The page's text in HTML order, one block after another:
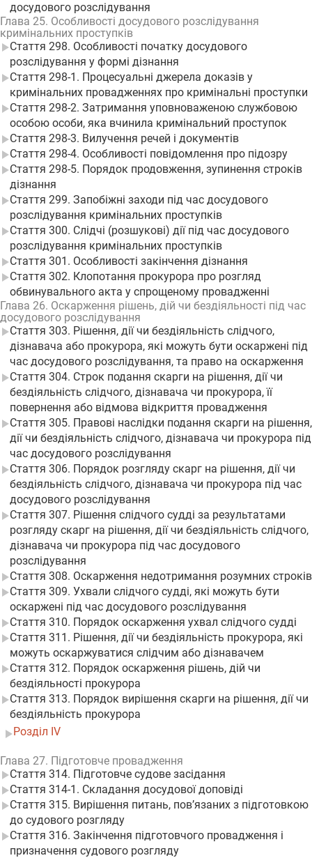
досудового розслідування
Глава 25. Особливості досудового розслідування
кримінальних проступків
Стаття 298. Особливості початку досудового
розслідування у формі дізнання
Стаття 298-1. Процесуальні джерела доказів у
кримінальних провадженнях про кримінальні проступки
Стаття 298-2. Затримання уповноваженою службовою
особою особи, яка вчинила кримінальний проступок
Стаття 298-3. Вилучення речей і документів
Стаття 298-4. Особливості повідомлення про підозру
Стаття 298-5. Порядок продовження, зупинення строків
дізнання
Стаття 299. Запобіжні заходи під час досудового
розслідування кримінальних проступків
Стаття 300. Слідчі (розшукові) дії під час досудового
розслідування кримінальних проступків
Стаття 301. Особливості закінчення дізнання
Стаття 302. Клопотання прокурора про розгляд
обвинувального акта у спрощеному провадженні
Глава 26. Оскарження рішень, дій чи бездіяльності під час
досудового розслідування
Стаття 303. Рішення, дії чи бездіяльність слідчого,
дізнавача або прокурора, які можуть бути оскаржені під
час досудового розслідування, та право на оскарження
Стаття 304. Строк подання скарги на рішення, дії чи
бездіяльність слідчого, дізнавача чи прокурора, її
повернення або відмова відкриття провадження
Стаття 305. Правові наслідки подання скарги на рішення,
дії чи бездіяльність слідчого, дізнавача чи прокурора під
час досудового розслідування
Стаття 306. Порядок розгляду скарг на рішення, дії чи
бездіяльність слідчого, дізнавача чи прокурора під час
досудового розслідування
Стаття 307. Рішення слідчого судді за результатами
розгляду скарг на рішення, дії чи бездіяльність слідчого,
дізнавача чи прокурора під час досудового
розслідування
Стаття 308. Оскарження недотримання розумних строків
Стаття 309. Ухвали слідчого судді, які можуть бути
оскаржені під час досудового розслідування
Стаття 310. Порядок оскарження ухвал слідчого судді
Стаття 311. Рішення, дії чи бездіяльність прокурора, які
можуть оскаржуватися слідчим або дізнавачем
Стаття 312. Порядок оскарження рішень, дій чи
бездіяльності прокурора
Стаття 313. Порядок вирішення скарги на рішення, дії чи
бездіяльність прокурора
Розділ IV
Глава 27. Підготовче провадження
Стаття 314. Підготовче судове засідання
Стаття 314-1. Складання досудової доповіді
Стаття 315. Вирішення питань, пов’язаних з підготовкою
до судового розгляду
Стаття 316. Закінчення підготовчого провадження і
призначення судового розгляду